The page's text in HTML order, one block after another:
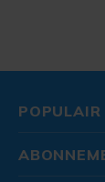
POPULAIR